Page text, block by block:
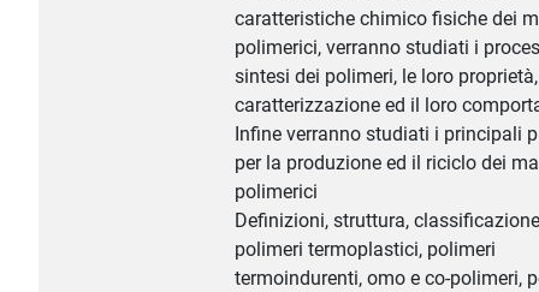
caratteristiche chimico fisiche dei
polimerici, verranno studiati i
sintesi dei polimeri, le loro
caratterizzazione ed il loro
Infine verranno studiati i principali
per la produzione ed il riciclo dei
polimerici
Definizioni, struttura,
polimeri termoplastici, polimeri
termoindurenti, omo e co-polimeri,